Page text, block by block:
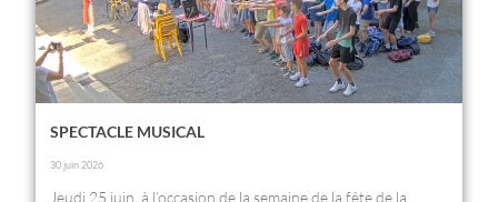
SPECTACLE MUSICAL
30 juin 2026
Jeudi 25 juin, à l’occasion de la semaine de la fête de la